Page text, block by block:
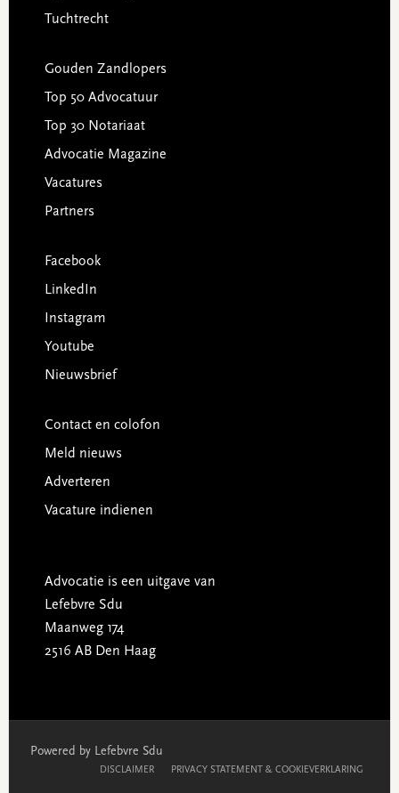
Tuchtrecht
Gouden Zandlopers
Top 50 Advocatuur
Top 30 Notariaat
Advocatie Magazine
Vacatures
Partners
Facebook
LinkedIn
Instagram
Youtube
Nieuwsbrief
Contact en colofon
Meld nieuws
Adverteren
Vacature indienen
Advocatie is een uitgave van
Lefebvre Sdu
Maanweg 174
2516 AB Den Haag
Powered by Lefebvre Sdu
DISCLAIMER PRIVACY STATEMENT & COOKIEVERKLARING